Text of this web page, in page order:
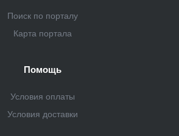
Поиск по порталу
Карта портала
Помощь
Условия оплаты
Условия доставки